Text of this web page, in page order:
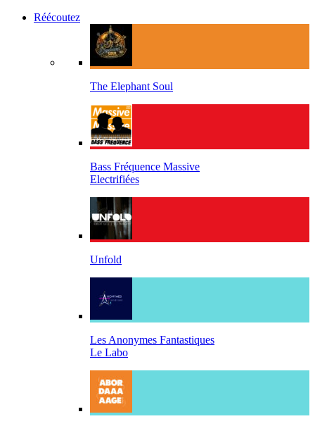
Réécoutez
The Elephant Soul
Bass Fréquence Massive
Electrifiées
Unfold
Les Anonymes Fantastiques
Le Labo